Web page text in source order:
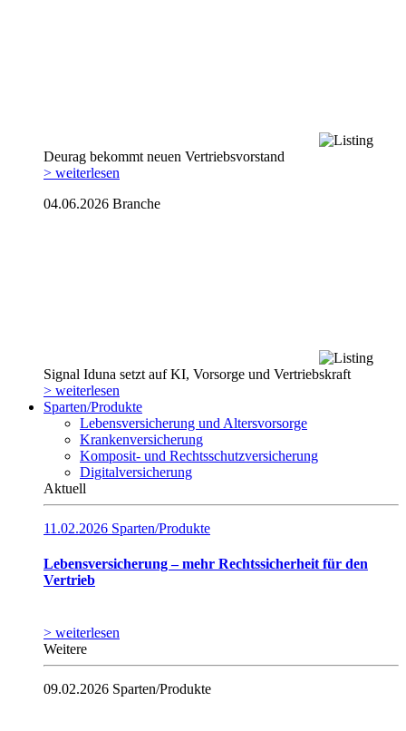
Deurag bekommt neuen Vertriebsvorstand
> weiterlesen
04.06.2026 Branche
Signal Iduna setzt auf KI, Vorsorge und Vertriebskraft
> weiterlesen
Sparten/Produkte
Lebensversicherung und Altersvorsorge
Krankenversicherung
Komposit- und Rechtsschutzversicherung
Digitalversicherung
Aktuell
11.02.2026 Sparten/Produkte
Lebensversicherung – mehr Rechtssicherheit für den
Vertrieb
> weiterlesen
Weitere
09.02.2026 Sparten/Produkte